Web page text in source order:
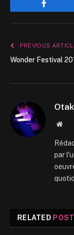
PREVIOUS
Wonder Festival
par
RELATED